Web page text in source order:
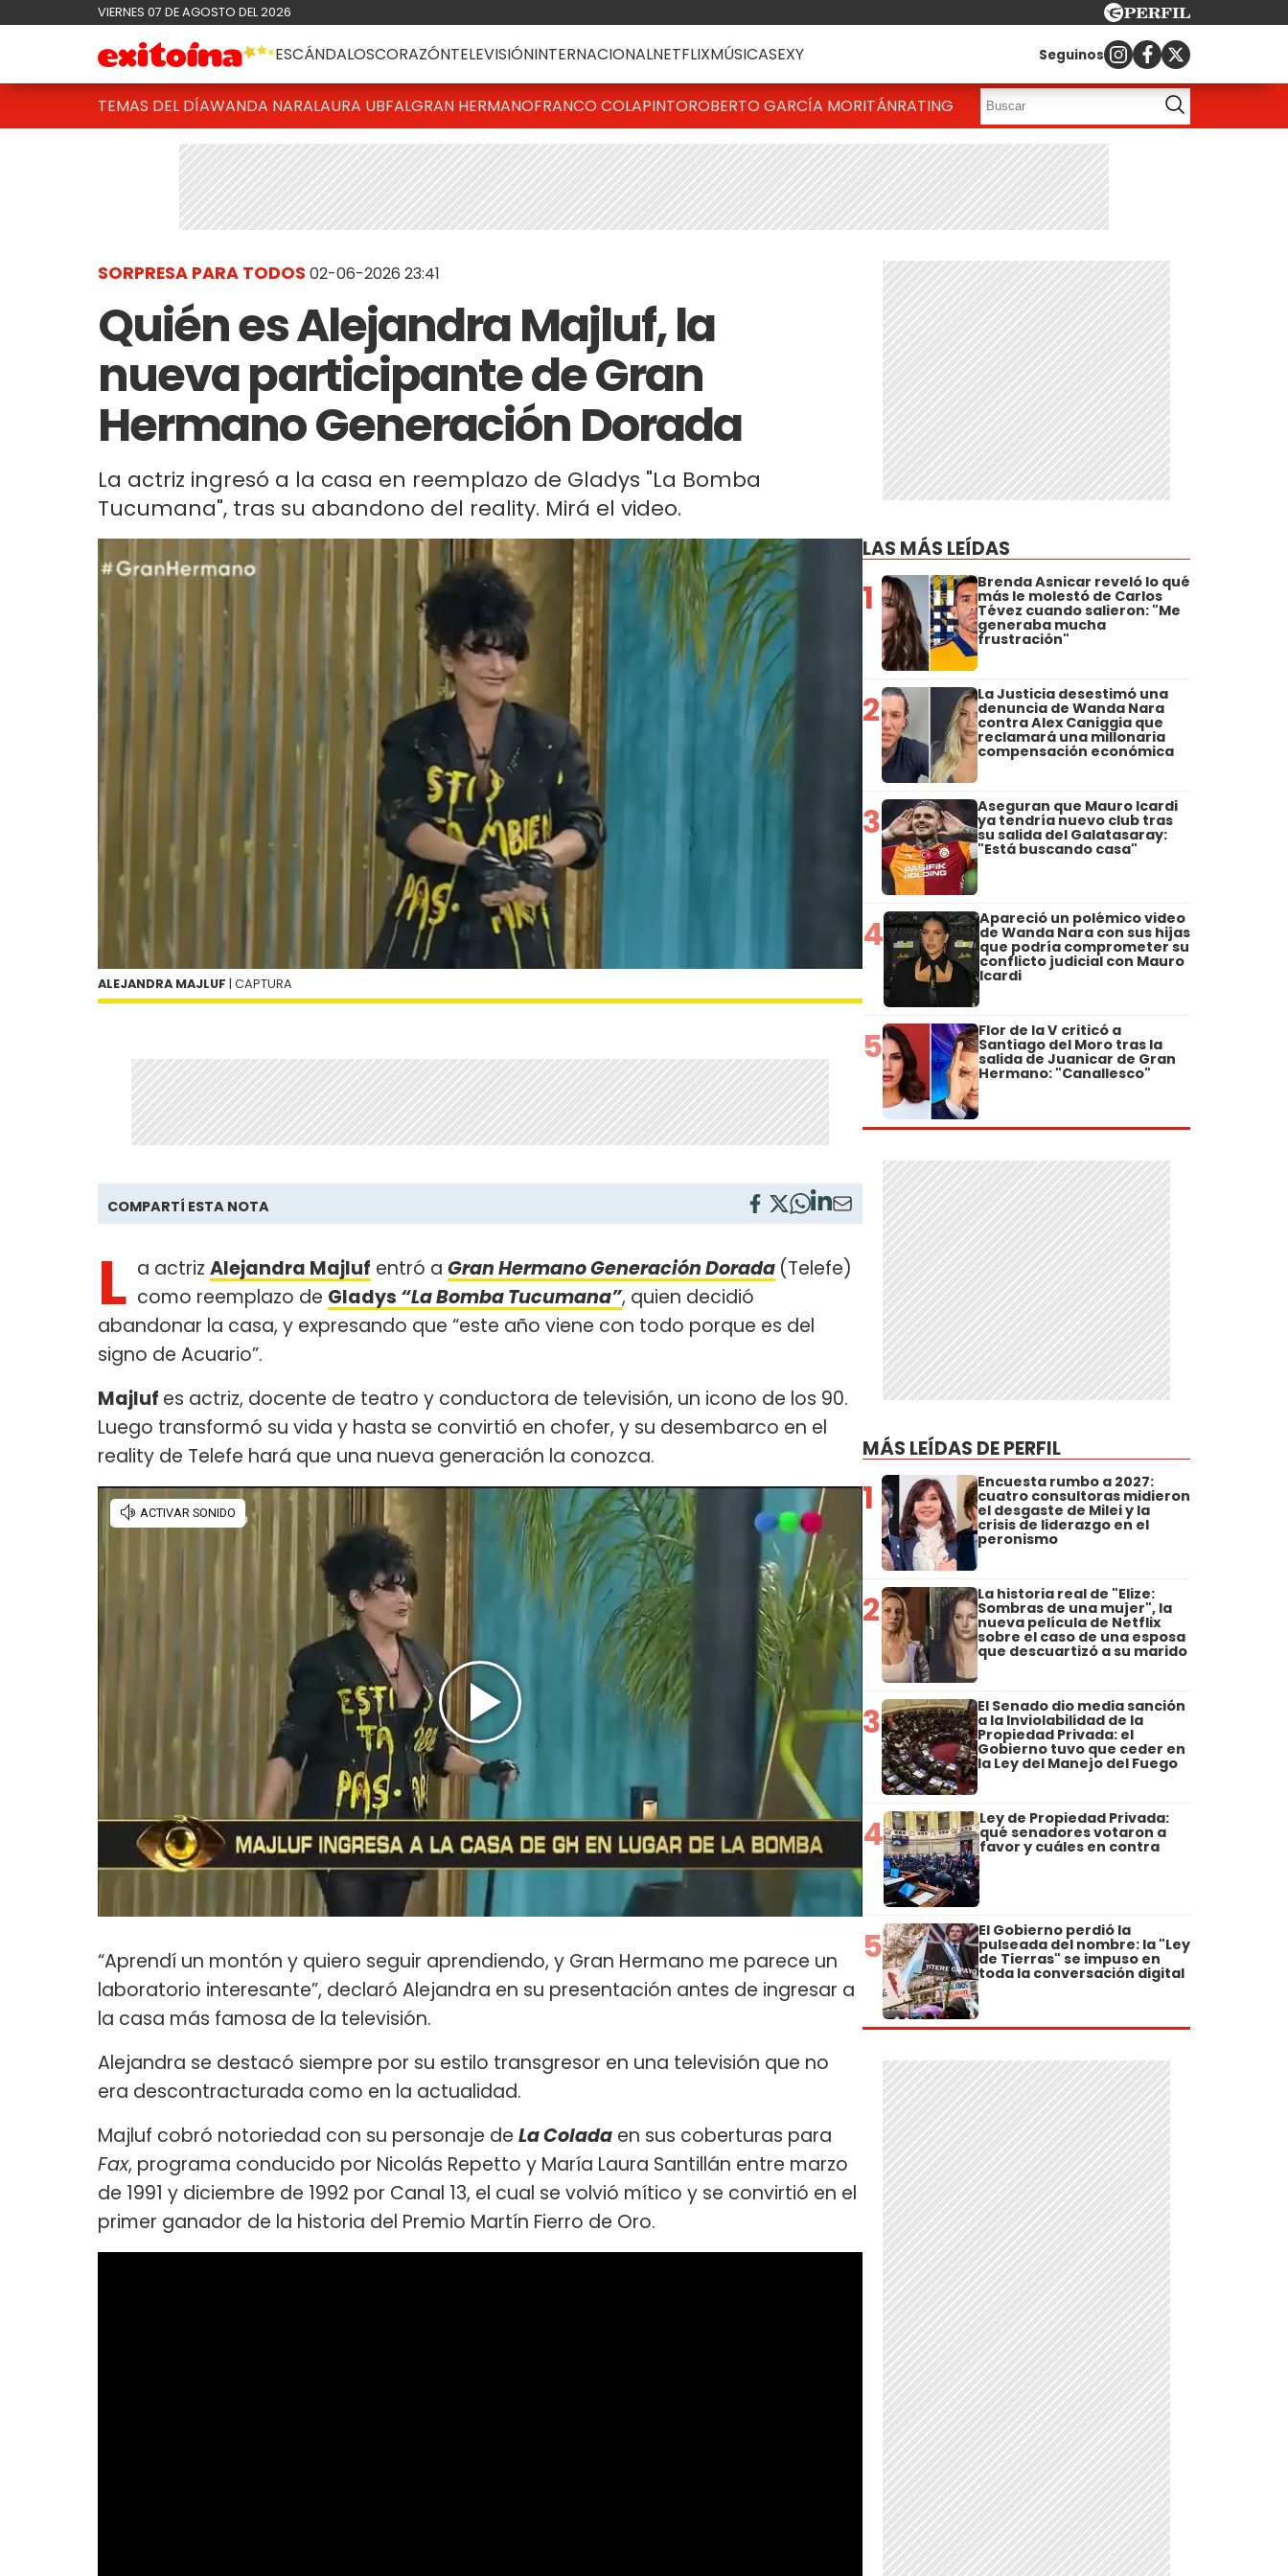
VIERNES 07 DE AGOSTO DEL 2026
ESCÁNDALOSCORAZÓNTELEVISIÓNINTERNACIONALNETFLIXMÚSICASEXY Seguinos
TEMAS DEL DÍAWANDA NARALAURA UBFALGRAN HERMANOFRANCO COLAPINTOROBERTO GARCÍA MORITÁNRATING
SORPRESA PARA TODOS 02-06-2026 23:41
Quién es Alejandra Majluf, la
nueva participante de Gran
Hermano Generación Dorada
La actriz ingresó a la casa en reemplazo de Gladys "La Bomba
Tucumana", tras su abandono del reality. Mirá el video.
ALEJANDRA MAJLUF | CAPTURA
COMPARTÍ ESTA NOTA
L a actriz Alejandra Majluf entró a Gran Hermano Generación Dorada (Telefe)
como reemplazo de Gladys “La Bomba Tucumana”, quien decidió
abandonar la casa, y expresando que “este año viene con todo porque es del
signo de Acuario”.
Majluf es actriz, docente de teatro y conductora de televisión, un icono de los 90.
Luego transformó su vida y hasta se convirtió en chofer, y su desembarco en el
reality de Telefe hará que una nueva generación la conozca.
“Aprendí un montón y quiero seguir aprendiendo, y Gran Hermano me parece un
laboratorio interesante”, declaró Alejandra en su presentación antes de ingresar a
la casa más famosa de la televisión.
Alejandra se destacó siempre por su estilo transgresor en una televisión que no
era descontracturada como en la actualidad.
Majluf cobró notoriedad con su personaje de La Colada en sus coberturas para
Fax, programa conducido por Nicolás Repetto y María Laura Santillán entre marzo
de 1991 y diciembre de 1992 por Canal 13, el cual se volvió mítico y se convirtió en el
primer ganador de la historia del Premio Martín Fierro de Oro.
LAS MÁS LEÍDAS
1 Brenda Asnicar reveló lo qué
más le molestó de Carlos
Tévez cuando salieron: "Me
generaba mucha
frustración"
2 La Justicia desestimó una
denuncia de Wanda Nara
contra Alex Caniggia que
reclamará una millonaria
compensación económica
3 Aseguran que Mauro Icardi
ya tendría nuevo club tras
su salida del Galatasaray:
"Está buscando casa"
4 Apareció un polémico video
de Wanda Nara con sus hijas
que podría comprometer su
conflicto judicial con Mauro
Icardi
5 Flor de la V criticó a
Santiago del Moro tras la
salida de Juanicar de Gran
Hermano: "Canallesco"
MÁS LEÍDAS DE PERFIL
1 Encuesta rumbo a 2027:
cuatro consultoras midieron
el desgaste de Milei y la
crisis de liderazgo en el
peronismo
2 La historia real de "Elize:
Sombras de una mujer", la
nueva película de Netflix
sobre el caso de una esposa
que descuartizó a su marido
3 El Senado dio media sanción
a la Inviolabilidad de la
Propiedad Privada: el
Gobierno tuvo que ceder en
la Ley del Manejo del Fuego
4 Ley de Propiedad Privada:
qué senadores votaron a
favor y cuáles en contra
5 El Gobierno perdió la
pulseada del nombre: la "Ley
de Tierras" se impuso en
toda la conversación digital